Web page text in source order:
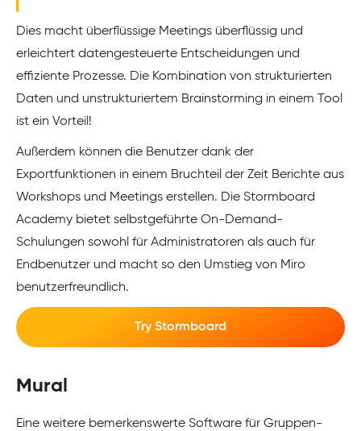
Dies macht überflüssige Meetings überflüssig und
erleichtert datengesteuerte Entscheidungen und
effiziente Prozesse. Die Kombination von strukturierten
Daten und unstrukturiertem Brainstorming in einem Tool
ist ein Vorteil!
Außerdem können die Benutzer dank der
Exportfunktionen in einem Bruchteil der Zeit Berichte aus
Workshops und Meetings erstellen. Die Stormboard
Academy bietet selbstgeführte On-Demand-
Schulungen sowohl für Administratoren als auch für
Endbenutzer und macht so den Umstieg von Miro
benutzerfreundlich.
Try Stormboard
Mural
Eine weitere bemerkenswerte Software für Gruppen-